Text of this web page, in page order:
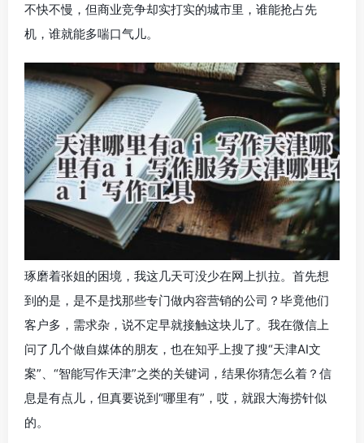
不快不慢，但商业竞争却实打实的城市里，谁能抢占先
机，谁就能多喘口气儿。
琢磨着张姐的困境，我这几天可没少在网上扒拉。首先想
到的是，是不是找那些专门做内容营销的公司？毕竟他们
客户多，需求杂，说不定早就接触这块儿了。我在微信上
问了几个做自媒体的朋友，也在知乎上搜了搜“天津AI文
案”、“智能写作天津”之类的关键词，结果你猜怎么着？信
息是有点儿，但真要说到“哪里有”，哎，就跟大海捞针似
的。